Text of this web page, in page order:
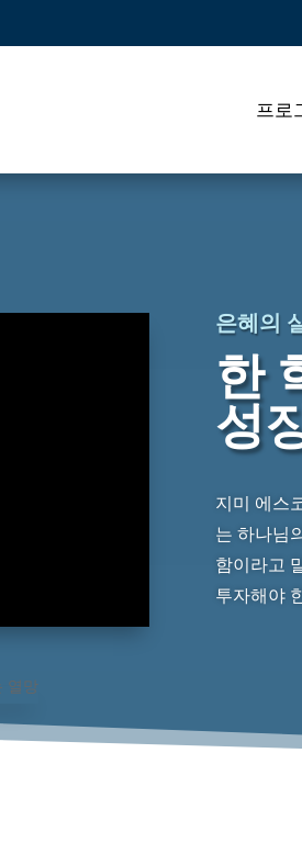
프로
은혜의
한
성
지미 에스
는 하나님
함이라고
투자해야